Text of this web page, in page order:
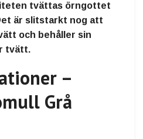
tvättas örngottet
är slitstarkt nog att
och behåller sin
tvätt.
–
Grå